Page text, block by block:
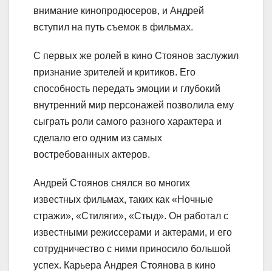
внимание кинопродюсеров, и Андрей
вступил на путь съемок в фильмах.
С первых же ролей в кино Стоянов заслужил
признание зрителей и критиков. Его
способность передать эмоции и глубокий
внутренний мир персонажей позволила ему
сыграть роли самого разного характера и
сделало его одним из самых
востребованных актеров.
Андрей Стоянов снялся во многих
известных фильмах, таких как «Ночные
стражи», «Стиляги», «Стыд». Он работал с
известными режиссерами и актерами, и его
сотрудничество с ними приносило большой
успех. Карьера Андрея Стоянова в кино